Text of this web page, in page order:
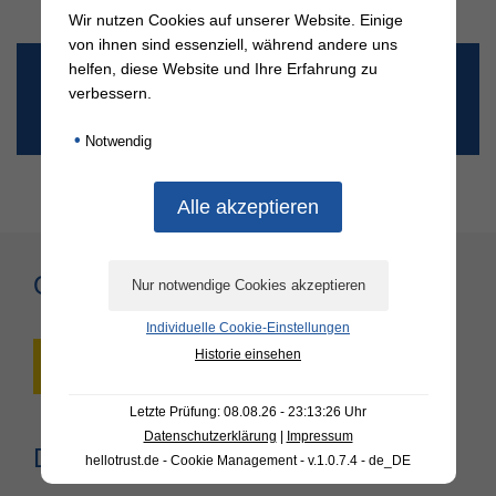
→ Zurverbindlichen AnmeldungFGTS
Weiterführende Schulen Schuljahr
Online-Formulare
Kündigung Betreuungsvertrag
Downloadbereich
Wir nutzen Cookies auf unserer Website. Einige
von ihnen sind essenziell, während andere uns
helfen, diese Website und Ihre Erfahrung zu
verbessern.
• Notwendig
Individuelle Cookie-Einstellungen
Historie einsehen
Letzte Prüfung: 08.08.26 - 23:13:26 Uhr
Datenschutzerklärung | Impressum
hellotrust.de - Cookie Management - v.1.0.7.4 - de_DE